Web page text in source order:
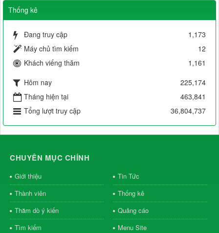
Thống kê
Đang truy cập
1,173
Máy chủ tìm kiếm
12
Khách viếng thăm
1,161
Hôm nay
225,174
Tháng hiện tại
463,841
Tổng lượt truy cập
36,804,737
CHUYÊN MỤC CHÍNH
Giới thiệu
Tin Tức
Thành viên
Thống kê
Thăm dò ý kiến
Quảng cáo
Tìm kiếm
Menu Site